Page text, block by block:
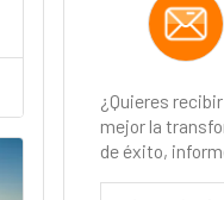
¿Quieres
mejor la
de éxito,